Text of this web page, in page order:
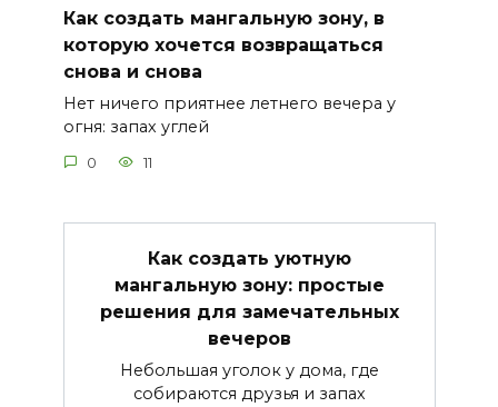
Как создать мангальную зону, в
которую хочется возвращаться
снова и снова
Нет ничего приятнее летнего вечера у
огня: запах углей
0 11
Как создать уютную
мангальную зону: простые
решения для замечательных
вечеров
Небольшая уголок у дома, где
собираются друзья и запах